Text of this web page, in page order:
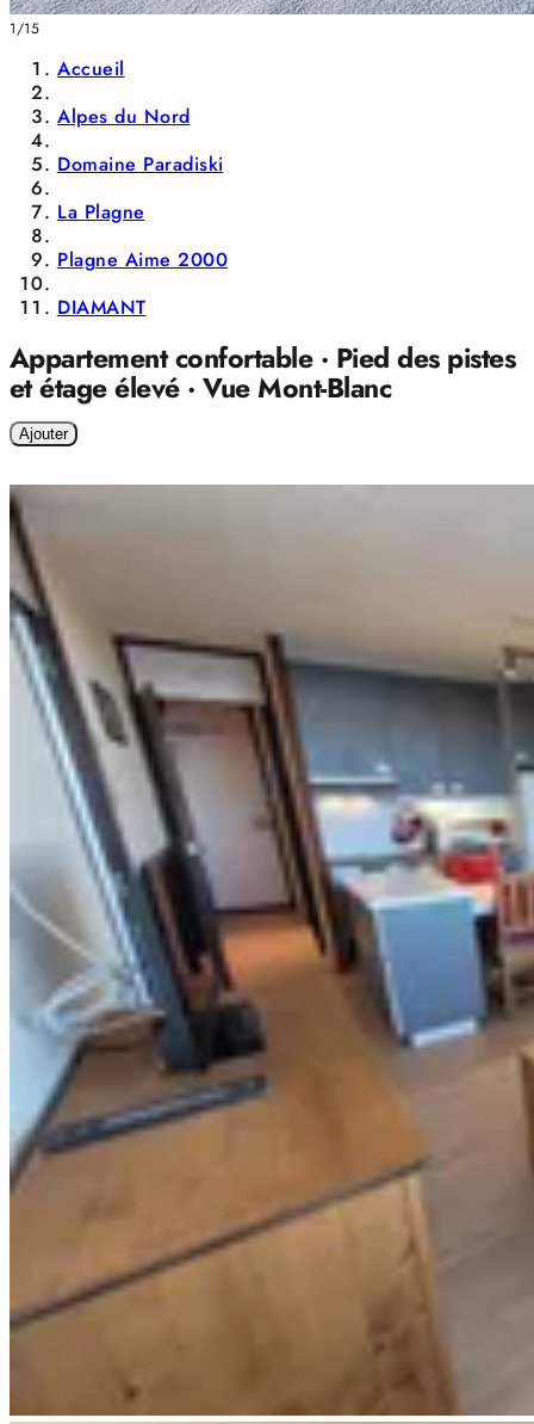
1/15
Accueil
Alpes du Nord
Domaine Paradiski
La Plagne
Plagne Aime 2000
DIAMANT
Appartement confortable · Pied des pistes
et étage élevé · Vue Mont-Blanc
Ajouter